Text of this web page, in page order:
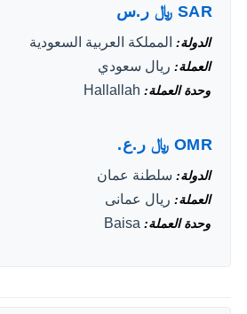
SAR ﷼ ر.س
الدولة المملكة العربية السعودية
العملة ريال سعودي
وحدة العملة Hallallah
OMR ﷼ ر.ع.
الدولة سلطنة عمان
العملة ريال عمانى
وحدة العملة Baisa